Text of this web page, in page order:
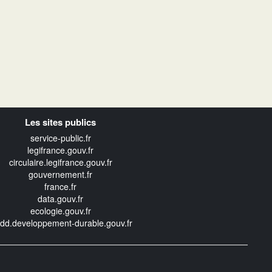
Les sites publics
service-public.fr
legifrance.gouv.fr
circulaire.legifrance.gouv.fr
gouvernement.fr
france.fr
data.gouv.fr
ecologie.gouv.fr
durable.gouv.fr